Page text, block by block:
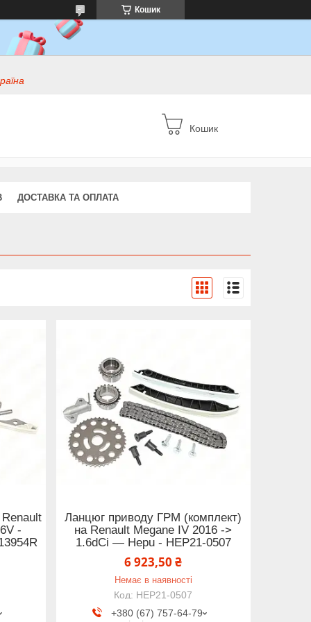
Кошик
Кошик
ДОСТАВКА ТА ОПЛАТА
-
Ланцюг приводу ГРМ (комплект)
на Renault Megane IV 2016 ->
1.6dCi — Hepu - HEP21-0507
6 923,50 ₴
Немає в наявності
HEP21-0507
+380 (67) 757-64-79